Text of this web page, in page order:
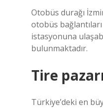
Otobüs durağı
otobüs
istasyonuna
bulunmaktadır.
Tire
Türkiye’deki en